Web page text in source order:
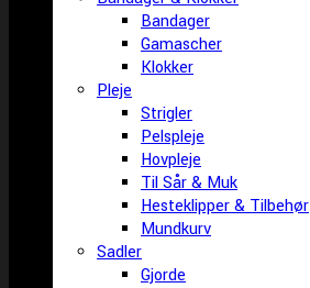
Bandager
Gamascher
Klokker
Pleje
Strigler
Pelspleje
Hovpleje
Til Sår & Muk
Hesteklipper & Tilbehør
Mundkurv
Sadler
Gjorde